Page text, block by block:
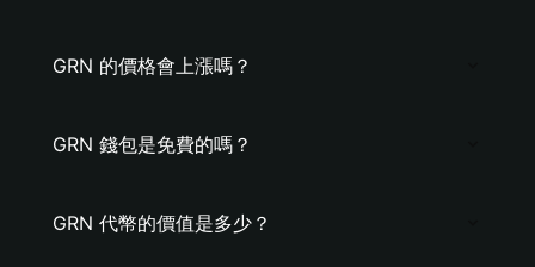
GRN 的價格會上漲嗎？
GRN 錢包是免費的嗎？
GRN 代幣的價值是多少？